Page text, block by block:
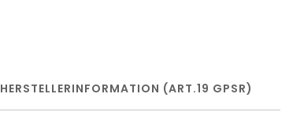
HERSTELLERINFORMATION (ART.19 GPSR)